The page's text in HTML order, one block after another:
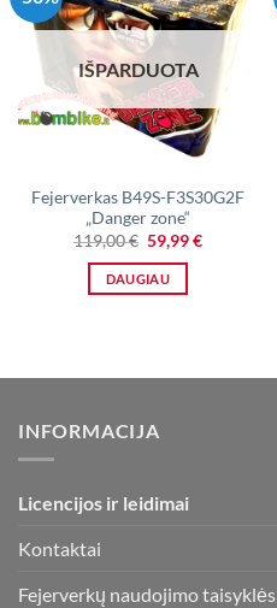
IŠPARDUOTA
Fejerverkas B49S-F3S30G2F
„Danger zone“
119,00€ Original
price
was:
119,00 €.
59,99€Current
DAUGIAU
INFORMACIJA
Licencijos ir leidimai
Kontaktai
Fejerverkų naudojimo taisyklės